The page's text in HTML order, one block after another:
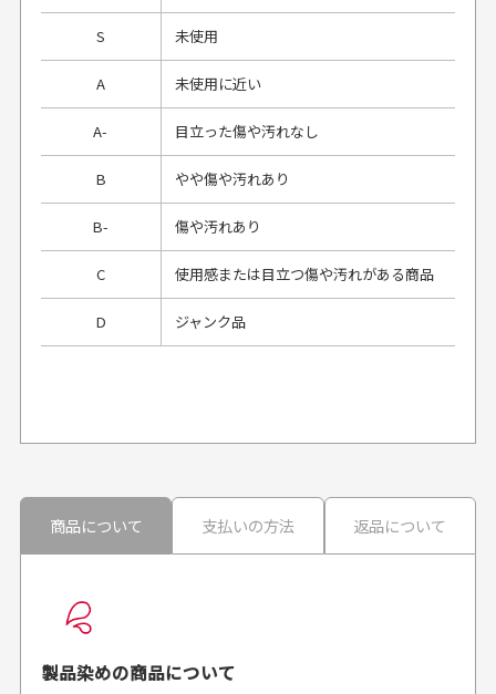
S 未使用
A 未使用に近い
A- 目立った傷や汚れなし
B やや傷や汚れあり
B- 傷や汚れあり
C 使用感または目立つ傷や汚れがある商品
D ジャンク品
良かった！
がとうございます。丁寧
30代男性
お届け希望日時をご指定頂けます。
ご注文時にご指定下さい。
商品について 支払いの方法 返品について
製品染めの商品について